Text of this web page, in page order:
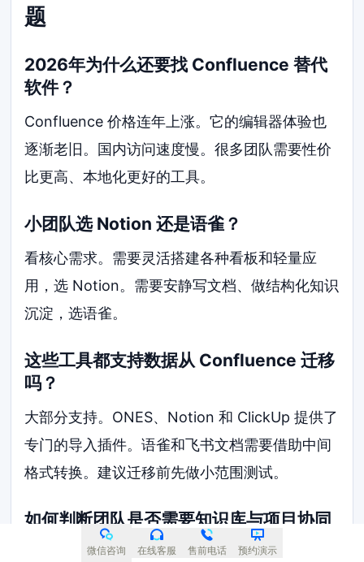
题
2026年为什么还要找 Confluence 替代
软件？
Confluence 价格连年上涨。它的编辑器体验也
逐渐老旧。国内访问速度慢。很多团队需要性价
比更高、本地化更好的工具。
小团队选 Notion 还是语雀？
看核心需求。需要灵活搭建各种看板和轻量应
用，选 Notion。需要安静写文档、做结构化知识
沉淀，选语雀。
这些工具都支持数据从 Confluence 迁移
吗？
大部分支持。ONES、Notion 和 ClickUp 提供了
专门的导入插件。语雀和飞书文档需要借助中间
格式转换。建议迁移前先做小范围测试。
如何判断团队是否需要知识库与项目协同
的闭环？微信咨询 在线客服 售前电话 预约演示